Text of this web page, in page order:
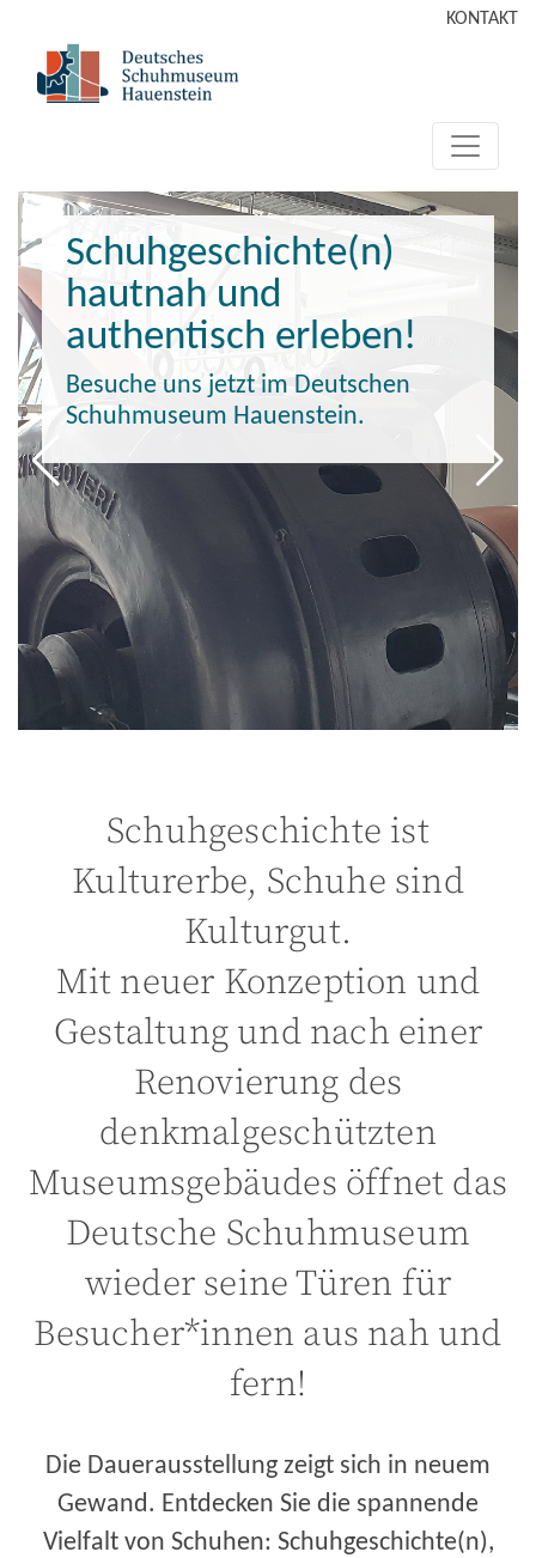
KONTAKT
Schuhgeschichte(n)
hautnah und
authentisch erleben!
Besuche uns jetzt im Deutschen
Schuhmuseum Hauenstein.
Schuhgeschichte ist
Kulturerbe, Schuhe sind
Kulturgut.
Mit neuer Konzeption und
Gestaltung und nach einer
Renovierung des
denkmalgeschützten
Museumsgebäudes öffnet das
Deutsche Schuhmuseum
wieder seine Türen für
Besucher*innen aus nah und
fern!
Die Dauerausstellung zeigt sich in neuem
Gewand. Entdecken Sie die spannende
Vielfalt von Schuhen: Schuhgeschichte(n),